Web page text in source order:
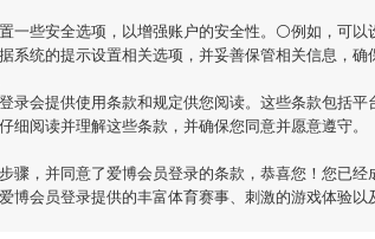
一些安全选项，以增强账户的安全性。⚪例如，可以
系统的提示设置相关选项，并妥善保管相关信息，确
录会提供使用条款和规定供您阅读。这些条款包括平
细阅读并理解这些条款，并确保您同意并愿意遵守。
骤，并同意了爱博会员登录的条款，恭喜您！您已
爱博会员登录提供的丰富体育赛事、刺激的游戏体验以